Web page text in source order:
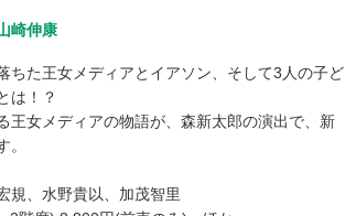
崎伸康
ちた王女メディアとイアソン、そして3人の子ど
は！？
王女メディアの物語が、森新太郎の演出で、新
。
規、水野貴以、加茂智里